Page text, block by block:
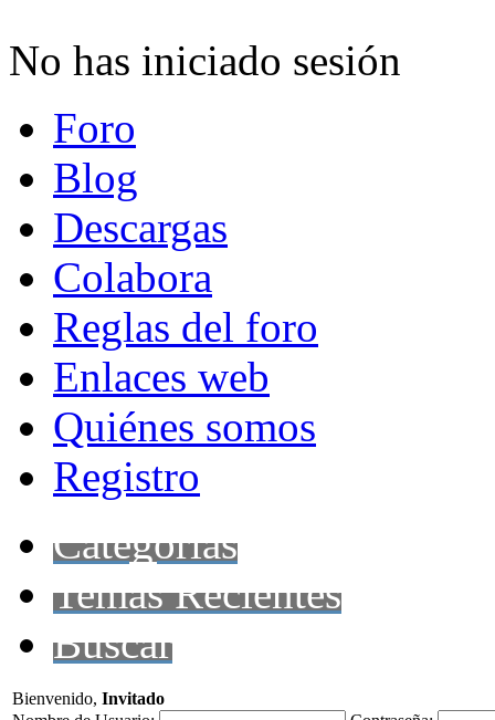
No has iniciado sesión
Foro
Blog
Descargas
Colabora
Reglas del foro
Enlaces web
Quiénes somos
Registro
Categorías
Temas Recientes
Buscar
Bienvenido, Invitado